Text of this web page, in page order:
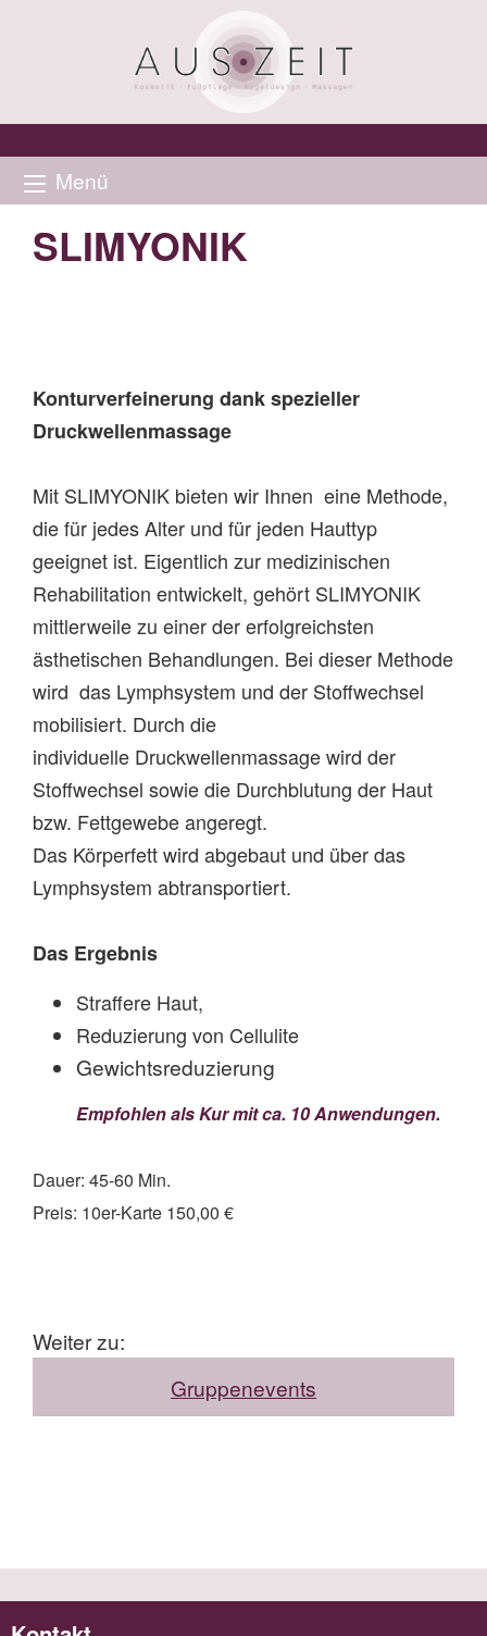
Menü
SLIMYONIK
Konturverfeinerung dank spezieller
Druckwellenmassage
Mit SLIMYONIK bieten wir Ihnen eine Methode,
die für jedes Alter und für jeden Hauttyp
geeignet ist. Eigentlich zur medizinischen
Rehabilitation entwickelt, gehört SLIMYONIK
mittlerweile zu einer der erfolgreichsten
ästhetischen Behandlungen. Bei dieser Methode
wird das Lymphsystem und der Stoffwechsel
mobilisiert. Durch die
individuelle Druckwellenmassage wird der
Stoffwechsel sowie die Durchblutung der Haut
bzw. Fettgewebe angeregt.
Das Körperfett wird abgebaut und über das
Lymphsystem abtransportiert.
Das Ergebnis
Straffere Haut,
Reduzierung von Cellulite
Gewichtsreduzierung
Empfohlen als Kur mit ca. 10 Anwendungen.
Dauer: 45-60 Min.
Preis: 10er-Karte 150,00 €
Weiter zu:
Gruppenevents